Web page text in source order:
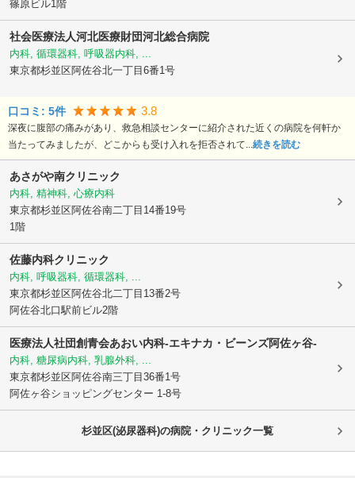
篠原ビル1階
社会医療法人河北医療財団河北総合病院
内科, 循環器科, 呼吸器内科, ...
東京都杉並区阿佐谷北一丁目6番1号
口コミ: 5件 3.8
深夜に腹部の痛みがあり、救急相談センターに紹介された近くの病院を何軒か
当たってみましたが、どこからも受け入れを拒否されて... 続きを読む
あさがや南クリニック
内科, 精神科, 心療内科
東京都杉並区阿佐谷南二丁目14番19号
1階
佐藤内科クリニック
内科, 呼吸器科, 循環器科, ...
東京都杉並区阿佐谷北二丁目13番2号
阿佐谷北口駅前ビル2階
医療法人社団創青会あおい内科-エキナカ・ビーンズ阿佐ヶ谷-
内科, 糖尿病内科, 乳腺外科, ...
東京都杉並区阿佐谷南三丁目36番1号
阿佐ヶ谷ショッピングセンター 1-8号
杉並区(泌尿器科)の病院・クリニック一覧